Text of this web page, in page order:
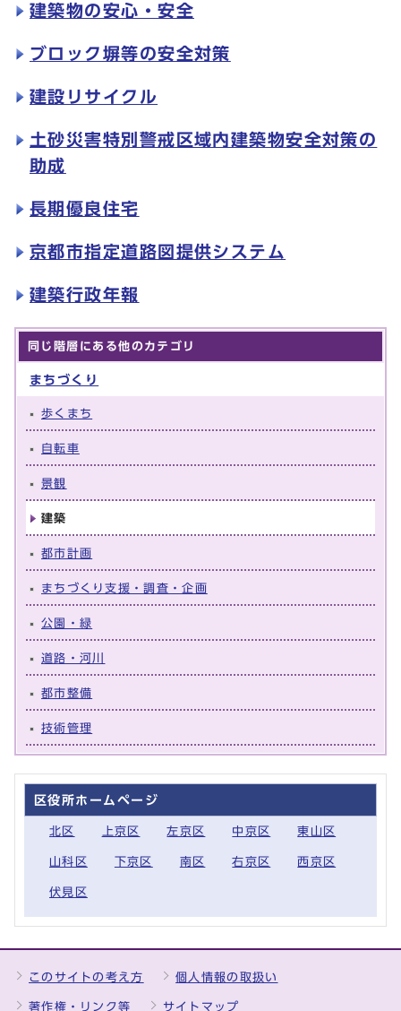
建築物の安心・安全
ブロック塀等の安全対策
建設リサイクル
土砂災害特別警戒区域内建築物安全対策の
助成
長期優良住宅
京都市指定道路図提供システム
建築行政年報
同じ階層にある他のカテゴリ
まちづくり
歩くまち
自転車
景観
建築
都市計画
まちづくり支援・調査・企画
公園・緑
道路・河川
都市整備
技術管理
区役所ホームページ
北区 上京区 左京区 中京区 東山区
山科区 下京区 南区 右京区 西京区
伏見区
このサイトの考え方 個人情報の取扱い
著作権・リンク等 サイトマップ